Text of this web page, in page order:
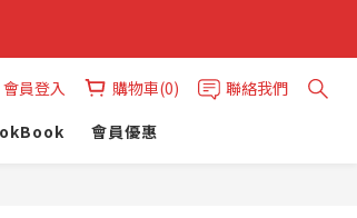
會員登入 購物車(0)
聯絡我們
會員優惠